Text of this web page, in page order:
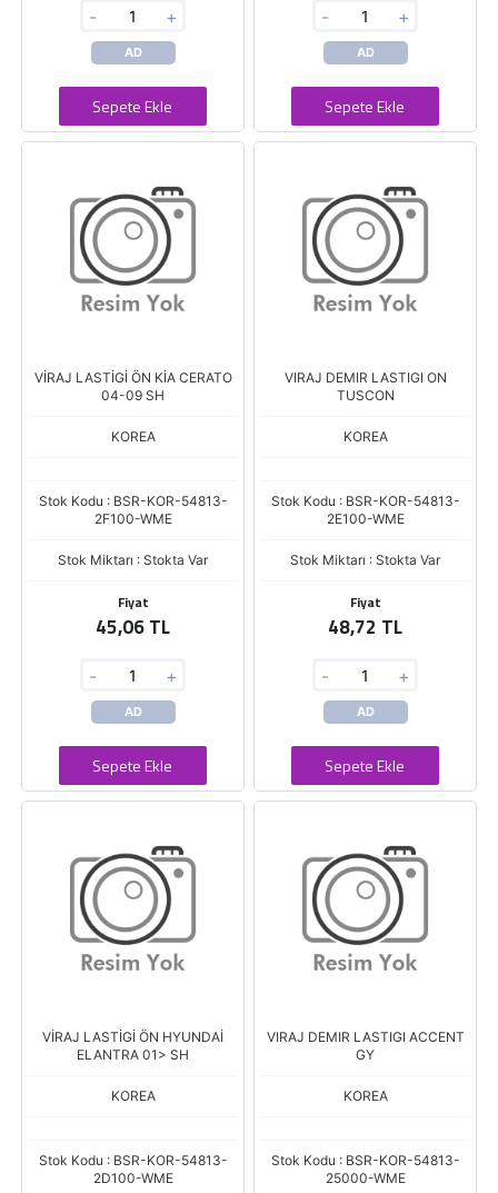
- +
AD
Sepete Ekle
- +
AD
Sepete Ekle
VİRAJ LASTİGİ ÖN KİA CERATO
04-09 SH
KOREA
Stok Kodu : BSR-KOR-54813-
2F100-WME
Stok Miktarı : Stokta Var
Fiyat
45,06 TL
- +
AD
Sepete Ekle
VIRAJ DEMIR LASTIGI ON
TUSCON
KOREA
Stok Kodu : BSR-KOR-54813-
2E100-WME
Stok Miktarı : Stokta Var
Fiyat
48,72 TL
- +
AD
Sepete Ekle
VİRAJ LASTİGİ ÖN HYUNDAİ
ELANTRA 01> SH
KOREA
Stok Kodu : BSR-KOR-54813-
2D100-WME
VIRAJ DEMIR LASTIGI ACCENT
GY
KOREA
Stok Kodu : BSR-KOR-54813-
25000-WME